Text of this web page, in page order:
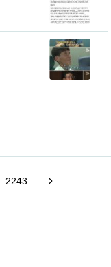
2243